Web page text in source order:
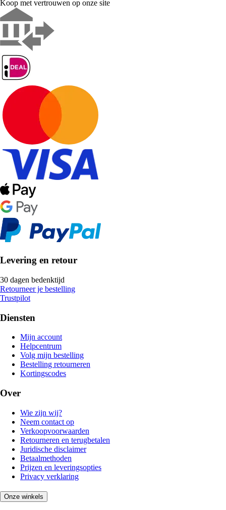
Koop met vertrouwen op onze site
Levering en retour
30 dagen bedenktijd
Retourneer je bestelling
Trustpilot
Diensten
Mijn account
Helpcentrum
Volg mijn bestelling
Bestelling retourneren
Kortingscodes
Over
Wie zijn wij?
Neem contact op
Verkoopvoorwaarden
Retourneren en terugbetalen
Juridische disclaimer
Betaalmethoden
Prijzen en leveringsopties
Privacy verklaring
Onze winkels